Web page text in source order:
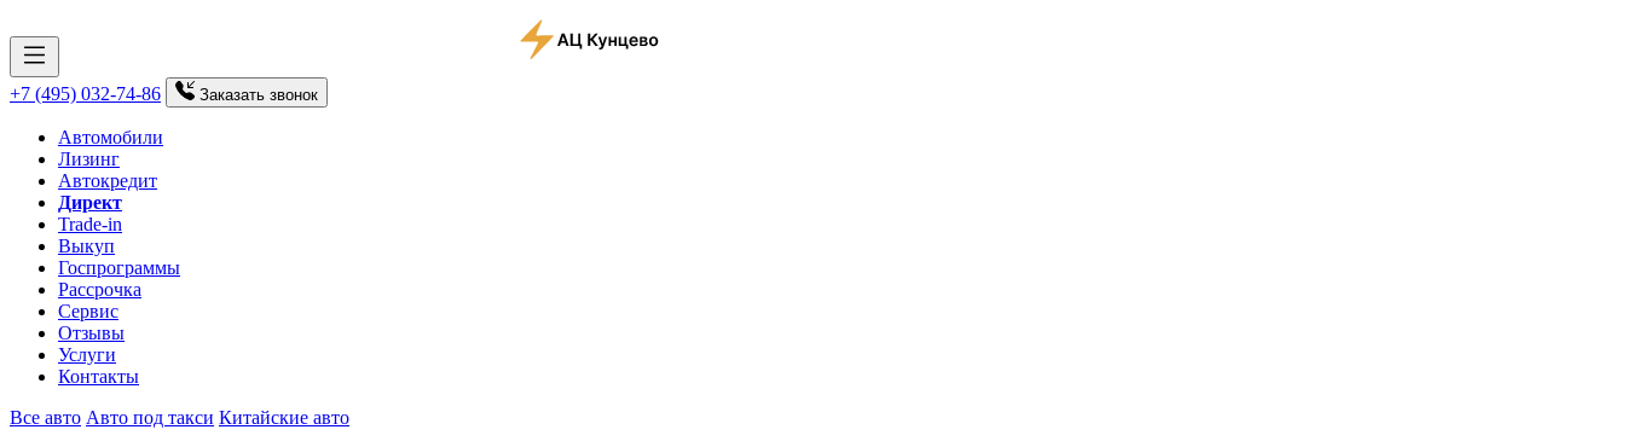
+7 (495) 032-74-86 Заказать звонок
Автомобили
Лизинг
Автокредит
Директ
Trade-in
Выкуп
Госпрограммы
Рассрочка
Сервис
Отзывы
Услуги
Контакты
Все авто Авто под такси Китайские авто